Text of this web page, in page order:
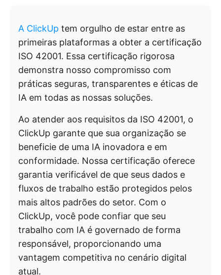
A ClickUp tem orgulho de estar entre as
primeiras plataformas a obter a certificação
ISO 42001. Essa certificação rigorosa
demonstra nosso compromisso com
práticas seguras, transparentes e éticas de
IA em todas as nossas soluções.
Ao atender aos requisitos da ISO 42001, o
ClickUp garante que sua organização se
beneficie de uma IA inovadora e em
conformidade. Nossa certificação oferece
garantia verificável de que seus dados e
fluxos de trabalho estão protegidos pelos
mais altos padrões do setor. Com o
ClickUp, você pode confiar que seu
trabalho com IA é governado de forma
responsável, proporcionando uma
vantagem competitiva no cenário digital
atual.